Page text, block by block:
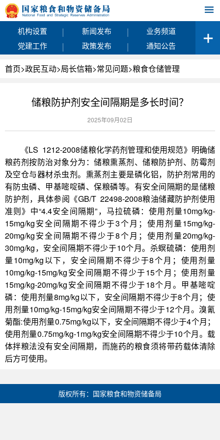
机构设置 | 新闻发布 |
业务频道
党建工作
| 政策发布 | 通知公告
首页>政民互动>局长信箱>常见问题>粮食仓储管理
储粮防护剂安全间隔期是多长时间？
2025年09月02日
《LS 1212-2008储粮化学药剂管理和使用规范》明确储
粮药剂按防治对象分为：储粮熏蒸剂、储粮防护剂、防霉剂
及空仓与器材杀虫剂。熏蒸剂主要是磷化铝，防护剂常用的
有防虫磷、甲基嘧啶磷、保粮磷等。有安全间隔期的是储粮
防护剂，具体参阅《GB/T 22498-2008粮油储藏防护剂使用
准则》中“4.4安全间隔期”，马拉硫磷：使用剂量10mg/kg-
15mg/kg安全间隔期不得少于3个月；使用剂量15mg/kg-
20mg/kg安全间隔期不得少于8个月；使用剂量20mg/kg-
30mg/kg，安全间隔期不得少于10个月。杀螟硫磷：使用剂
量10mg/kg以下，安全间隔期不得少于8个月；使用剂量
10mg/kg-15mg/kg安全间隔期不得少于15个月；使用剂量
15mg/kg-20mg/kg安全间隔期不得少于18个月。甲基嘧啶
磷：使用剂量8mg/kg以下，安全间隔期不得少于8个月；使
用剂量10mg/kg-15mg/kg安全间隔期不得少于12个月。溴氰
菊酯:使用剂量0.75mg/kg以下，安全间隔期不得少于4个月；
使用剂量0.75mg/kg-1mg/kg安全间隔期不得少于10个月。载
体拌粮法没有安全间隔期，而施药的粮食须将带药载体清除
后方可使用。
版权所有：国家粮食和物资储备局